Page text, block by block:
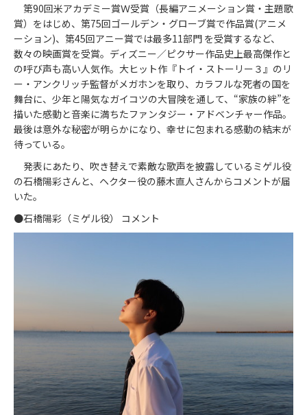
第90回米アカデミー賞Ｗ受賞（長編アニメーション賞・主題歌
賞）をはじめ、第75回ゴールデン・グローブ賞で作品賞(アニメ
ーション)、第45回アニー賞では最多11部門 を受賞するなど、
数々の映画賞を受賞。ディズニー／ピクサー作品史上最高傑作と
の呼び声も高い人気作。大ヒット作『トイ・ストーリー３』のリ
ー・アンクリッチ監督がメガホンを取り、カラフルな死者の国を
舞台に、少年と陽気なガイコツの大冒険を通して、“家族の絆”を
描いた感動と音楽に満ちたファンタジー・アドベンチャー作品。
最後は意外な秘密が明らかになり、幸せに包まれる感動の結末が
待っている。
発表にあたり、吹き替えで素敵な歌声を披露しているミゲル役
の石橋陽彩さんと、ヘクター役の藤木直人さんからコメントが届
いた。
●石橋陽彩（ミゲル役） コメント